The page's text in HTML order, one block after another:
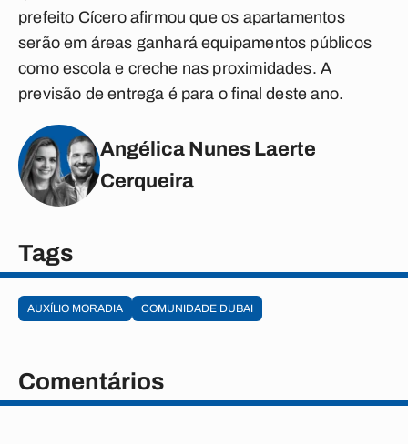
prefeito Cícero afirmou que os apartamentos
serão em áreas ganhará equipamentos públicos
como escola e creche nas proximidades. A
previsão de entrega é para o final deste ano.
Angélica Nunes Laerte
Cerqueira
Tags
AUXÍLIO MORADIA COMUNIDADE DUBAI
Comentários